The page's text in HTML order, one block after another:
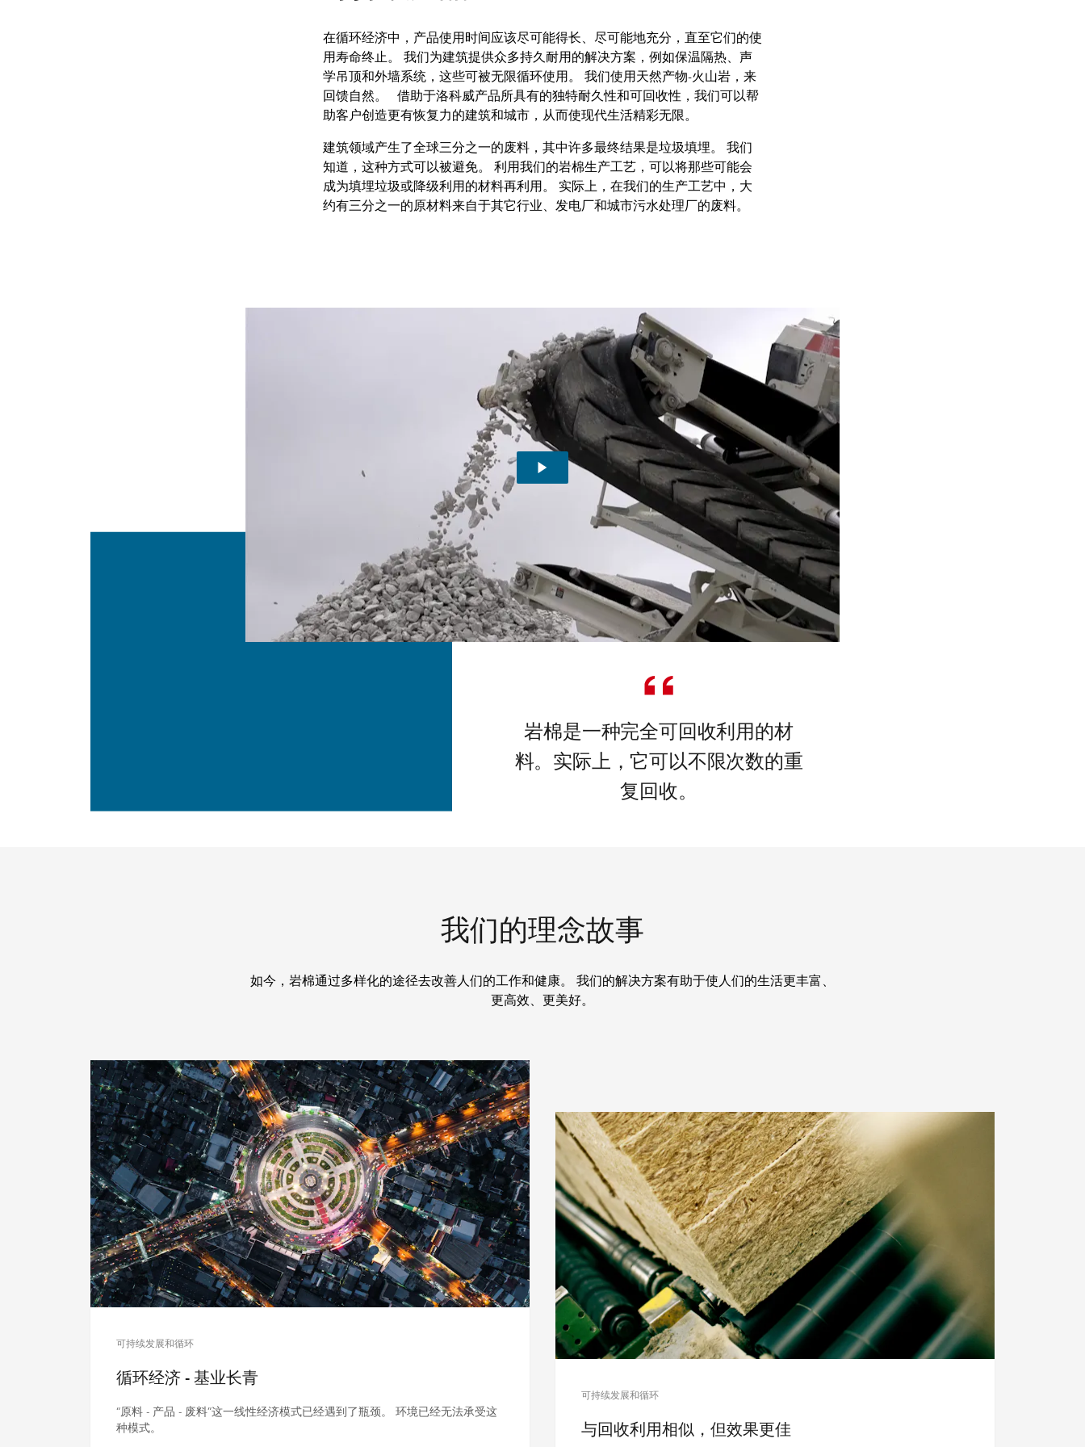
在循环经济中，产品使用时间应该尽可能得长、尽可能地充分，直至它们的使
用寿命终止。 我们为建筑提供众多持久耐用的解决方案，例如保温隔热、声
学吊顶和外墙系统，这些可被无限循环使用。 我们使用天然产物-火山岩，来
回馈自然。 借助于洛科威产品所具有的独特耐久性和可回收性，我们可以帮
助客户创造更有恢复力的建筑和城市，从而使现代生活精彩无限。
建筑领域产生了全球三分之一的废料，其中许多最终结果是垃圾填埋。 我们
知道，这种方式可以被避免。 利用我们的岩棉生产工艺，可以将那些可能会
成为填埋垃圾或降级利用的材料再利用。 实际上，在我们的生产工艺中，大
约有三分之一的原材料来自于其它行业、发电厂和城市污水处理厂的废料。
岩棉是一种完全可回收利用的材
料。实际上，它可以不限次数的重
复回收。
我们的理念故事
如今，岩棉通过多样化的途径去改善人们的工作和健康。 我们的解决方案有助于使人们的生活更丰富、
更高效、更美好。
可持续发展和循环
循环经济 - 基业长青
“原料 - 产品 - 废料”这一线性经济模式已经遇到了瓶颈。 环境已经无法承受这
种模式。
可持续发展和循环
与回收利用相似，但效果更佳